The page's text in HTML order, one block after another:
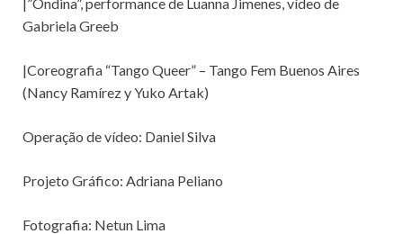
Gabriela Greeb
|Coreografia “Tango Queer” – Tango Fem Buenos Aires
(Nancy Ramírez y Yuko Artak)
Operação de vídeo: Daniel Silva
Projeto Gráfico: Adriana Peliano
Fotografia: Netun Lima